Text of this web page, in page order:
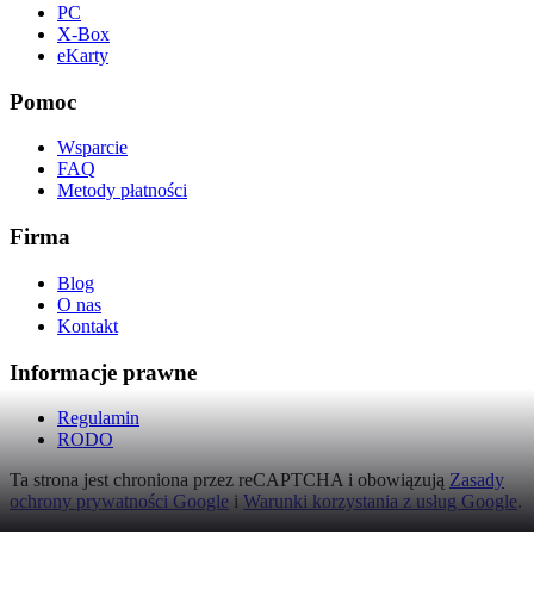
PC
X-Box
eKarty
Pomoc
Wsparcie
FAQ
Metody płatności
Firma
Blog
O nas
Kontakt
Informacje prawne
Regulamin
RODO
Ta strona jest chroniona przez reCAPTCHA i obowiązują Zasady
ochrony prywatności Google i Warunki korzystania z usług Google.